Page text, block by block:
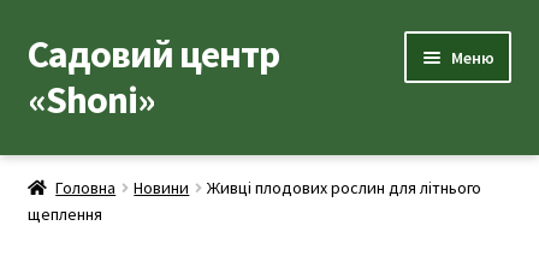
Садовий центр
«Shoni»
Меню
Каталог товарів
Популярні рослини
Головна Новини
Живці плодових рослин для літнього
щеплення